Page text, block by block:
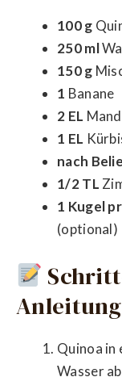
100 g
250 ml
150 g
1 Banane
2 EL
1 EL
nach
1/2 TL
1 Kugel
(optional)
Anleitung
Quinoa in
Wasser